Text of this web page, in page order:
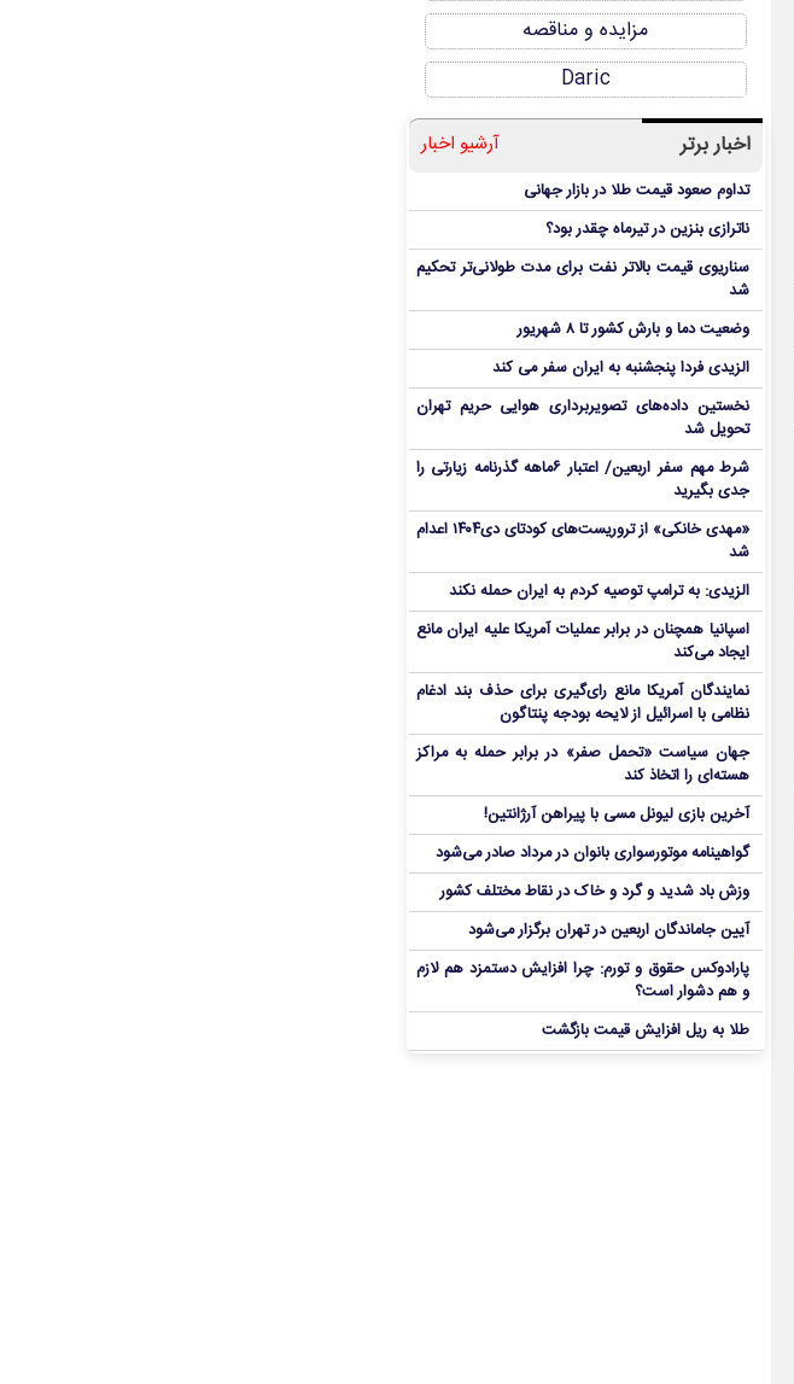
مزایده و مناقصه
Daric
اخبار برتر آرشیو اخبار
تداوم صعود قیمت طلا در بازار جهانی
ناترازی بنزین در تیرماه چقدر بود؟
سناریوی قیمت بالاتر نفت برای مدت طولانی‌تر تحکیم
شد
وضعیت دما و بارش کشور تا ۸ شهریور
الزیدی فردا پنجشنبه به ایران سفر می کند
نخستین داده‌های تصویربرداری هوایی حریم تهران
تحویل شد
شرط مهم سفر اربعین/ اعتبار ۶ماهه گذرنامه زیارتی را
جدی بگیرید
«مهدی خانکی» از تروریست‌های کودتای دی۱۴۰۴ اعدام
شد
الزیدی: به ترامپ توصیه کردم به ایران حمله نکند
اسپانیا همچنان در برابر عملیات آمریکا علیه ایران مانع
ایجاد می‌کند
نمایندگان آمریکا مانع رای‌گیری برای حذف بند ادغام
نظامی با اسرائیل از لایحه بودجه پنتاگون
جهان سیاست «تحمل صفر» در برابر حمله به مراکز
هسته‌ای را اتخاذ کند
آخرین بازی لیونل مسی با پیراهن آرژانتین!
گواهینامه موتورسواری بانوان در مرداد صادر می‌شود
وزش باد شدید و گرد و خاک در نقاط مختلف کشور
آیین جاماندگان اربعین در تهران برگزار می‌شود
پارادوکس حقوق و تورم: چرا افزایش دستمزد هم لازم
و هم دشوار است؟
طلا به ریل افزایش قیمت بازگشت